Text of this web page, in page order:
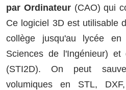
par Ordinateur(CAO) qui
Ce logiciel 3D est utilisable
collège jusqu'au lycée
Sciences de l'Ingénieur) et
(STI2D). On peut
volumiques en STL,